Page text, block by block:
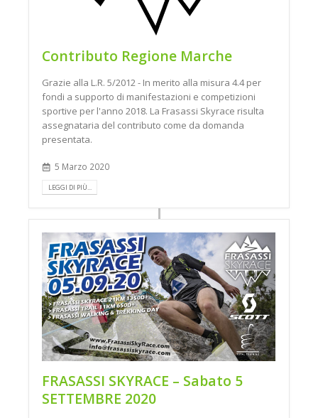
Contributo Regione Marche
Grazie alla L.R. 5/2012 - In merito alla misura 4.4 per
fondi a supporto di manifestazioni e competizioni
sportive per l'anno 2018. La Frasassi Skyrace risulta
assegnataria del contributo come da domanda
presentata.
5 Marzo 2020
LEGGI DI PIÙ...
FRASASSI SKYRACE – Sabato 5
SETTEMBRE 2020